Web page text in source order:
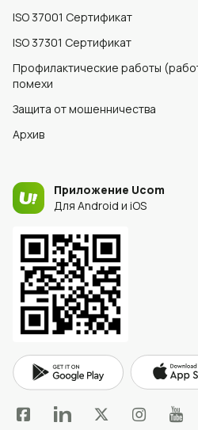
ISO 37001 Сертификат
ISO 37301 Сертификат
Профилактические работы
помехи
Защита от мошенничества
Архив
Приложение Ucom
Для Android и iOS